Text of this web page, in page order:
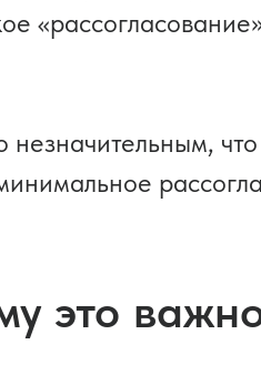
это